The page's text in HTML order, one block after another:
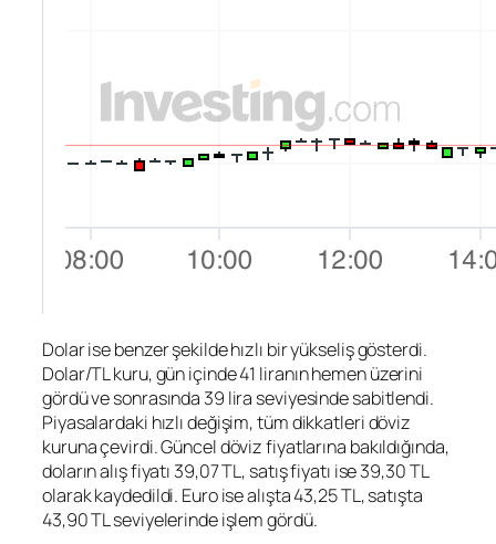
Dolar ise benzer şekilde hızlı bir yükseliş gösterdi.
Dolar/TLkuru, gün içinde 41 liranın hemen üzerini
gördü ve sonrasında 39 lira seviyesinde sabitlendi.
Piyasalardaki hızlı değişim, tüm dikkatleri döviz
kuruna çevirdi. Güncel döviz fiyatlarına bakıldığında,
doların alış fiyatı 39,07 TL, satış fiyatı ise 39,30 TL
olarak kaydedildi. Euro ise alışta 43,25 TL, satışta
43,90 TL seviyelerinde işlem gördü.